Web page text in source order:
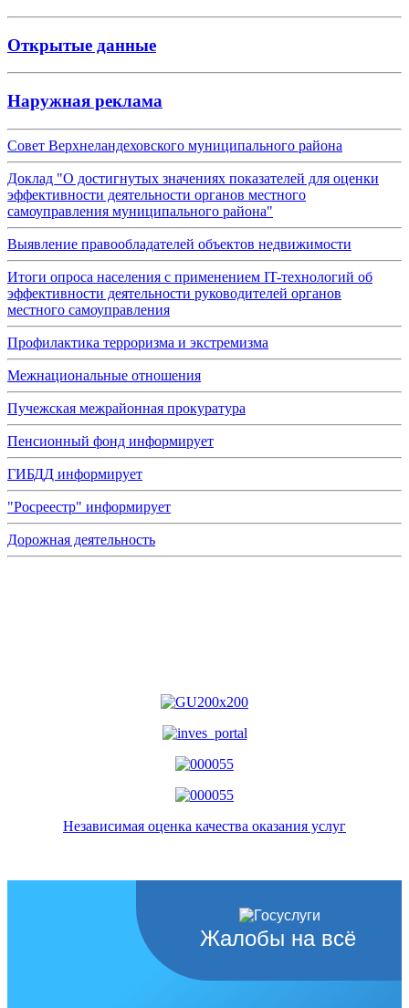
Открытые данные
Наружная реклама
Совет Верхнеландеховского муниципального района
Доклад "О достигнутых значениях показателей для оценки
эффективности деятельности органов местного
самоуправления муниципального района"
Выявление правообладателей объектов недвижимости
Итоги опроса населения с применением IT-технологий об
эффективности деятельности руководителей органов
местного самоуправления
Профилактика терроризма и экстремизма
Межнациональные отношения
Пучежская межрайонная прокуратура
Пенсионный фонд информирует
ГИБДД информирует
"Росреестр" информирует
Дорожная деятельность
Независимая оценка качества оказания услуг
Жалобы на всё